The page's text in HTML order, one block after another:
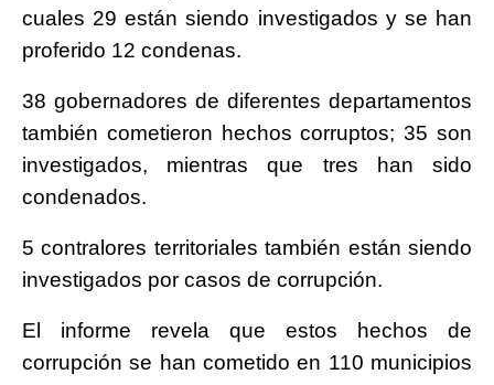
cuales 29 están siendo investigados y se han
proferido 12 condenas.
38 gobernadores de diferentes departamentos
también cometieron hechos corruptos; 35 son
investigados, mientras que tres han sido
condenados.
5 contralores territoriales también están siendo
investigados por casos de corrupción.
El informe revela que estos hechos de
corrupción se han cometido en 110 municipios